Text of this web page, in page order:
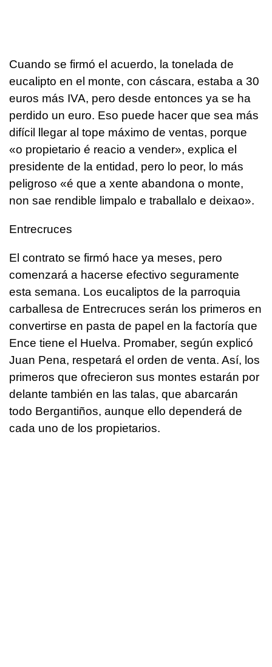
Cuando se firmó el acuerdo, la tonelada de
eucalipto en el monte, con cáscara, estaba a 30
euros más IVA, pero desde entonces ya se ha
perdido un euro. Eso puede hacer que sea más
difícil llegar al tope máximo de ventas, porque
«o propietario é reacio a vender», explica el
presidente de la entidad, pero lo peor, lo más
peligroso «é que a xente abandona o monte,
non sae rendible limpalo e traballalo e deixao».
Entrecruces
El contrato se firmó hace ya meses, pero
comenzará a hacerse efectivo seguramente
esta semana. Los eucaliptos de la parroquia
carballesa de Entrecruces serán los primeros en
convertirse en pasta de papel en la factoría que
Ence tiene el Huelva. Promaber, según explicó
Juan Pena, respetará el orden de venta. Así, los
primeros que ofrecieron sus montes estarán por
delante también en las talas, que abarcarán
todo Bergantiños, aunque ello dependerá de
cada uno de los propietarios.